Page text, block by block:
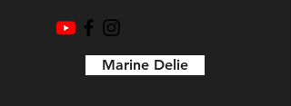
Marine Delie